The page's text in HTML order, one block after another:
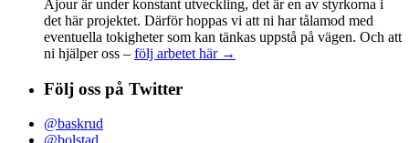
Ajour är under konstant utveckling, det är en av styrkorna i
det här projektet. Därför hoppas vi att ni har tålamod med
eventuella tokigheter som kan tänkas uppstå på vägen. Och att
ni hjälper oss – följ arbetet här →
Följ oss på Twitter
@baskrud